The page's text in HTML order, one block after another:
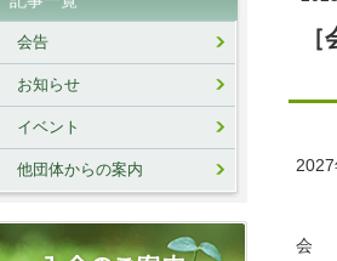
2027
会
会告
お知らせ
イベント
他団体からの案内